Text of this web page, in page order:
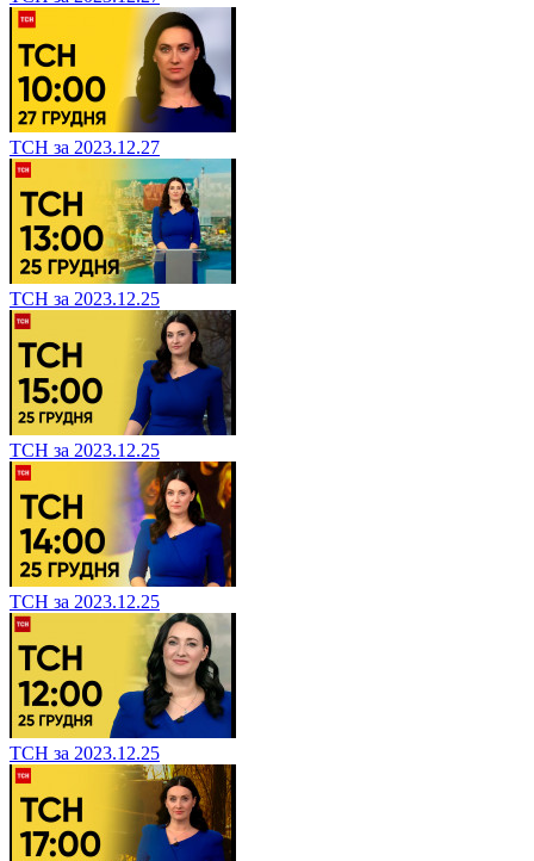
ТСН за 2023.12.27
ТСН за 2023.12.25
ТСН за 2023.12.25
ТСН за 2023.12.25
ТСН за 2023.12.25